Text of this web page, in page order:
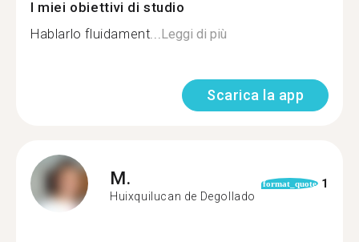
I miei obiettivi di studio
Hablarlo fluidament...Leggi di più
Scarica la app
M.
Huixquilucan de Degollado
format_quote 1